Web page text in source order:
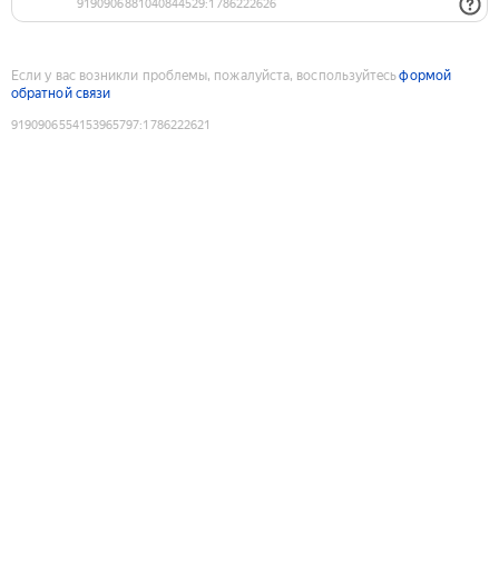
Если у вас возникли проблемы, пожалуйста, воспользуйтесьформой
обратной связи
9190906554153965797:1786222621